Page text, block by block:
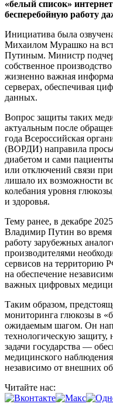
«белый список»
бесперебойную работу
Инициатива была
Михаилом Мурашко на
Путиным. Министр
собственное
жизненно важная
серверах, обеспечивая
данных.
Вопрос защиты таких
актуальным после
года Всероссийская
(ВОРДИ) направила
диабетом и сами
или отключений связи
лишало их возможности
колебания уровня
и здоровья.
Тему ранее, в декабре
Владимир Путин во
работу зарубежных
производителями
сервисов на территорию
на обеспечение
важных цифровых
Таким образом,
мониторинга глюкозы в
ожидаемым шагом. Он
технологическую защиту,
задачи государства —
медицинского
независимо от внешних
Читайте нас: